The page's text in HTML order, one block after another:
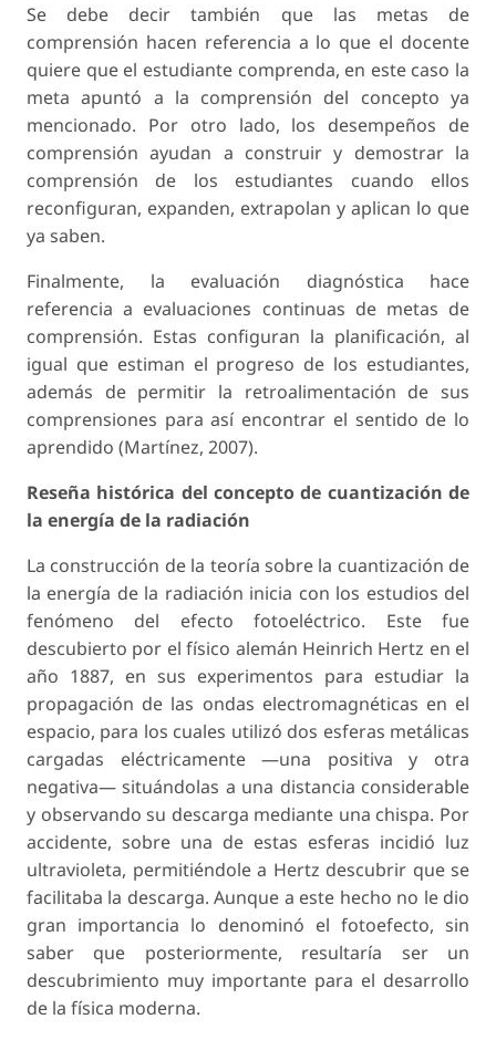
Se debe decir también que las metas de
comprensión hacen referencia a lo que el docente
quiere que el estudiante comprenda, en este caso la
meta apuntó a la comprensión del concepto ya
mencionado. Por otro lado, los desempeños de
comprensión ayudan a construir y demostrar la
comprensión de los estudiantes cuando ellos
reconfiguran, expanden, extrapolan y aplican lo que
ya saben.
Finalmente, la evaluación diagnóstica hace
referencia a evaluaciones continuas de metas de
comprensión. Estas configuran la planificación, al
igual que estiman el progreso de los estudiantes,
además de permitir la retroalimentación de sus
comprensiones para así encontrar el sentido de lo
aprendido (Martínez, 2007).
Reseña histórica del concepto de cuantización de
la energía de la radiación
La construcción de la teoría sobre la cuantización de
la energía de la radiación inicia con los estudios del
fenómeno del efecto fotoeléctrico. Este fue
descubierto por el físico alemán Heinrich Hertz en el
año 1887, en sus experimentos para estudiar la
propagación de las ondas electromagnéticas en el
espacio, para los cuales utilizó dos esferas metálicas
cargadas eléctricamente —una positiva y otra
negativa— situándolas a una distancia considerable
y observando su descarga mediante una chispa. Por
accidente, sobre una de estas esferas incidió luz
ultravioleta, permitiéndole a Hertz descubrir que se
facilitaba la descarga. Aunque a este hecho no le dio
gran importancia lo denominó el fotoefecto, sin
saber que posteriormente, resultaría ser un
descubrimiento muy importante para el desarrollo
de la física moderna.